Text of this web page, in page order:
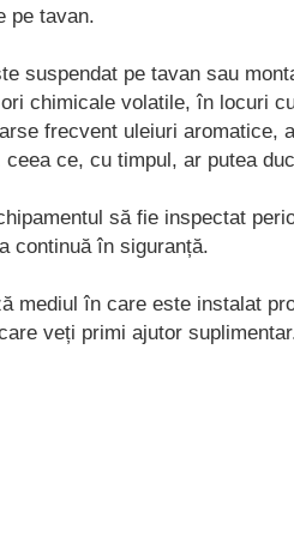
pe tavan.
suspendat pe tavan sau
chimicale volatile, în locuri
frecvent uleiuri aromatice,
ce, cu timpul, ar putea
să fie inspectat
continuă în siguranță.
mediul în care este instalat
veți primi ajutor